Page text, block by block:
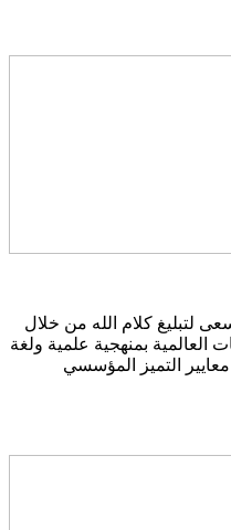
كلام الله من خلال
بمنهجية علمية ولغة
التميز المؤسسي